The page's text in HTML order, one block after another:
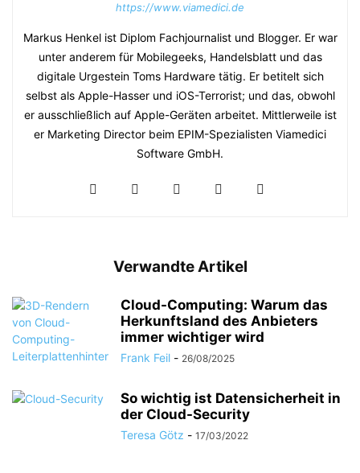
https://www.viamedici.de
Markus Henkel ist Diplom Fachjournalist und Blogger. Er war
unter anderem für Mobilegeeks, Handelsblatt und das
digitale Urgestein Toms Hardware tätig. Er betitelt sich
selbst als Apple-Hasser und iOS-Terrorist; und das, obwohl
er ausschließlich auf Apple-Geräten arbeitet. Mittlerweile ist
er Marketing Director beim EPIM-Spezialisten Viamedici
Software GmbH.
Verwandte Artikel
Cloud-Computing: Warum das
Herkunftsland des Anbieters
immer wichtiger wird
Frank Feil - 26/08/2025
So wichtig ist Datensicherheit in
der Cloud-Security
Teresa Götz - 17/03/2022